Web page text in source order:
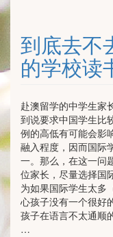
到底去不
的学校读
赴澳留学的中学生家
到说要求中国学生比
例的高低有可能会影
融入程度，因而国际
一。那么，在这一问
位家长，尽量选择国
为如果国际学生太多
心孩子没有一个很好
孩子在语言不太通顺
…